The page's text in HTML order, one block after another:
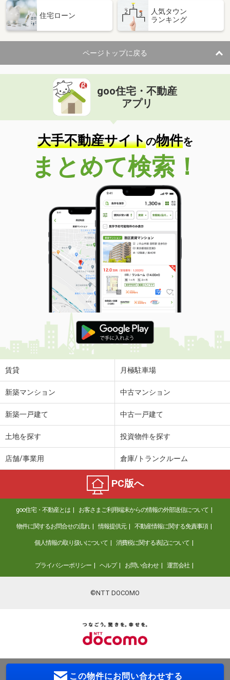
住宅ローン
人気タウン
ランキング
ページトップに戻る
goo住宅・不動産
アプリ
大手不動産サイトの物件を
まとめて検索！
賃貸 月極駐車場
新築マンション 中古マンション
新築一戸建て 中古一戸建て
土地を探す 投資物件を探す
店舗/事業用 倉庫/トランクルーム
PC版へ
goo住宅・不動産とは お客さまご利用端末からの情報の外部送信について
物件に関するお問合せの流れ 情報提供元 不動産情報に関する免責事項
個人情報の取り扱いについて 消費税に関する表記について
プライバシーポリシー ヘルプ お問い合わせ 運営会社
©NTT DOCOMO
この物件にお問い合わせする